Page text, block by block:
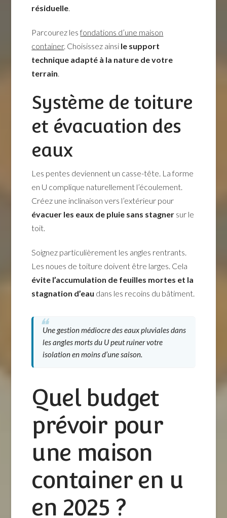
résiduelle.
Parcourez lesfondations d’une maison
container. Choisissez ainsi le support
technique adapté à la nature de votre
terrain.
Système de toiture
et évacuation des
eaux
Les pentes deviennent un casse-tête. La forme
en U complique naturellement l’écoulement.
Créez une inclinaison vers l’extérieur pour
évacuer les eaux de pluie sans stagner sur le
toit.
Soignez particulièrement les angles rentrants.
Les noues de toiture doivent être larges. Cela
évite l’accumulation de feuilles mortes et la
stagnation d’eau dans les recoins du bâtiment.
Une gestion médiocre des eaux pluviales dans
les angles morts du U peut ruiner votre
isolation en moins d’une saison.
Quel budget
prévoir pour
une maison
container en u
en 2025 ?